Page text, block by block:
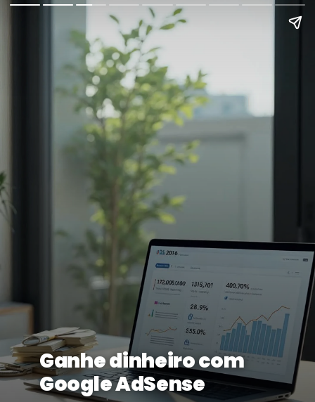
Ganhe dinheiro com
Google AdSense